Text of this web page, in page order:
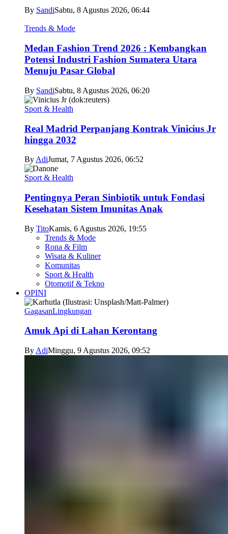
By SandiSabtu, 8 Agustus 2026, 06:44
Trends & Mode
Medan Fashion Trend 2026 : Kembangkan
Potensi Industri Fashion Sumatera Utara
Menuju Pasar Global
By SandiSabtu, 8 Agustus 2026, 06:20
Sport & Health
Real Madrid Perpanjang Kontrak Vinicius Jr
hingga 2032
By AdiJumat, 7 Agustus 2026, 06:52
Sport & Health
Pentingnya Peran Sinbiotik untuk Fondasi
Kesehatan Sistem Imunitas Anak
By TitoKamis, 6 Agustus 2026, 19:55
Trends & Mode
Rona & Film
Wisata & Kuliner
Komunitas
Sport & Health
Otomotif & Tekno
OPINI
GagasanLingkungan
Amuk Api di Lahan Kerontang
By AdiMinggu, 9 Agustus 2026, 09:52